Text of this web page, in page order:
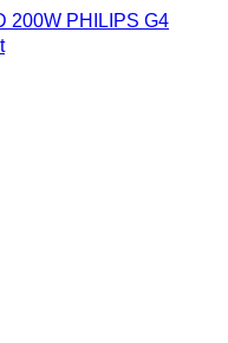
200W PHILIPS G4